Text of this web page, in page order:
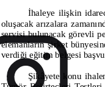
İhaleye ilişkin
oluşacak arızalara
servisi bulunacak görevli
elemanların şirket
verdiği eğitim belgesi
Şikâyete konu